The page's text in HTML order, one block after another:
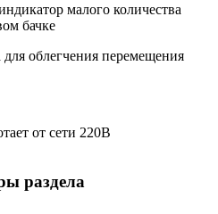
малого количества
бачке
для облегчения перемещения
от сети 220В
раздела